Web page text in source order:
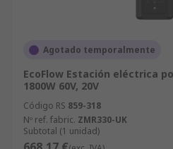
Agotado temporalmente
EcoFlow Estación eléctrica
1800W 60V, 20V
Código RS 859-318
Nº ref. fabric. ZMR330-UK
Subtotal (1 unidad)